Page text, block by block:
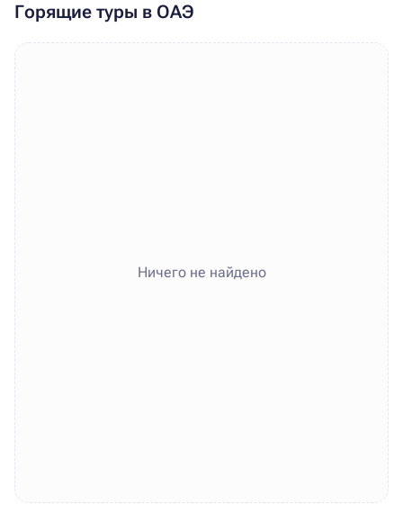
Горящие туры в ОАЭ
Ничего не найдено